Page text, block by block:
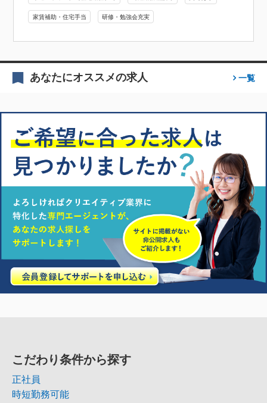
家賃補助・住宅手当 研修・勉強会充実
あなたにオススメの求人 一覧
こだわり条件から探す
正社員
時短勤務可能